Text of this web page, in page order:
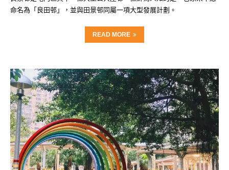
命名為「良田邨」，並與田景邨同屬一項大型發展計劃。
READ MORE